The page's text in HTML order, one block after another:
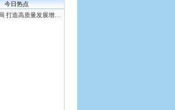
今日热点
构建“实力在经开”新格局 打造高质量发展增长极